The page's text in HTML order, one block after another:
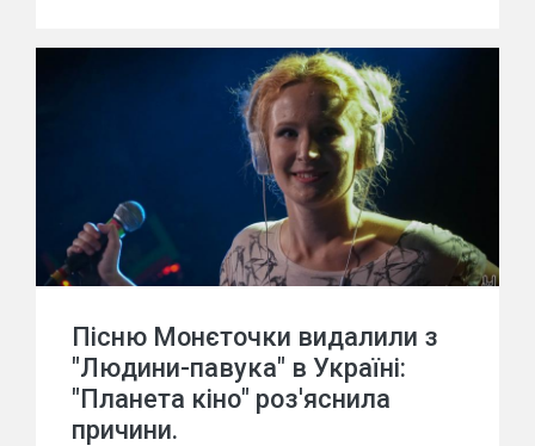
Пісню Монєточки видалили з
"Людини-павука" в Україні:
"Планета кіно" роз'яснила
причини.